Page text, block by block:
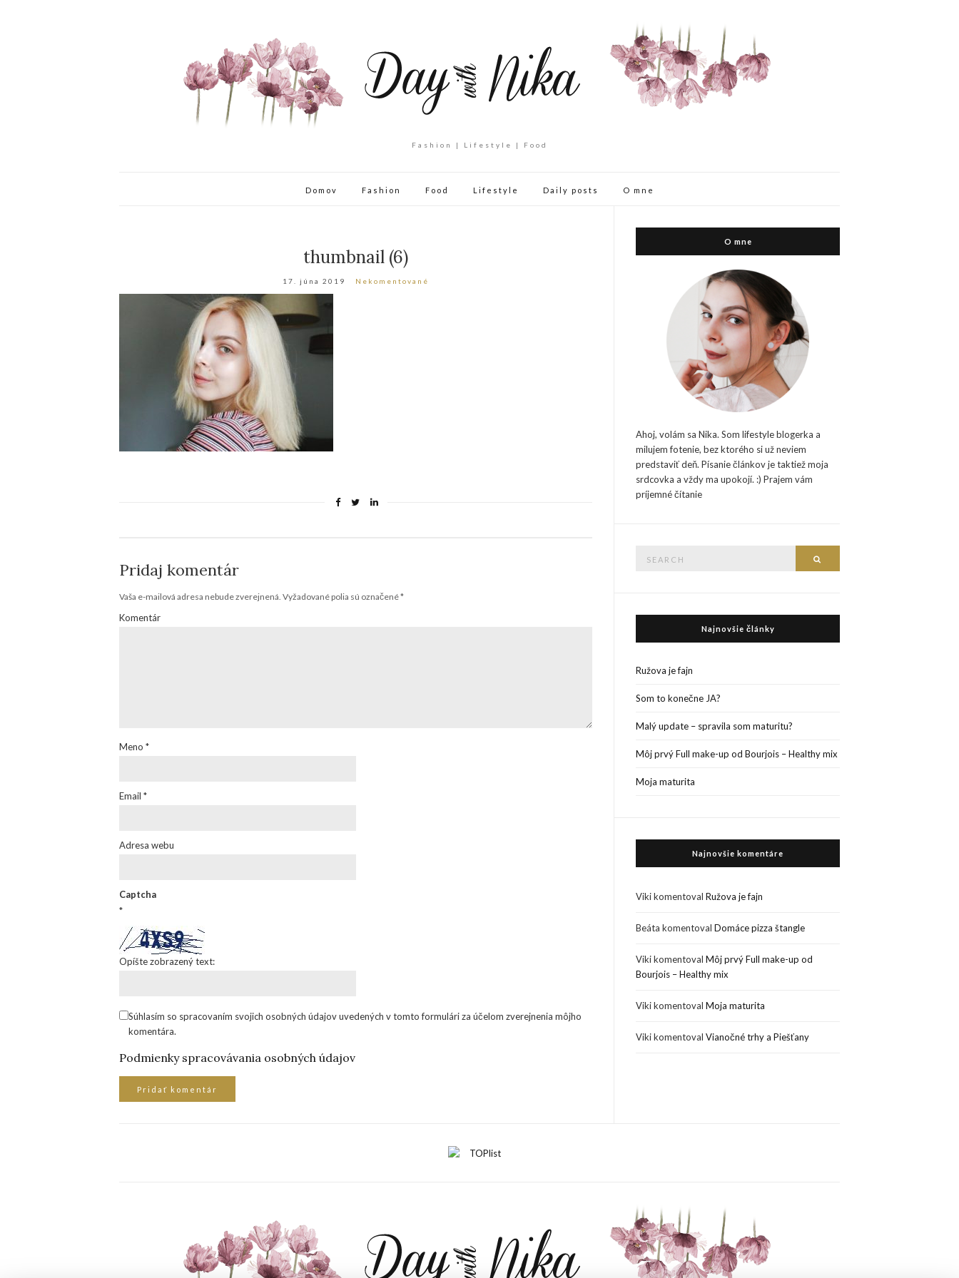
Fashion | Lifestyle | Food
Domov Fashion Food Lifestyle Daily posts O mne
thumbnail (6)
17. júna 2019 Nekomentované
Pridaj komentár
Vaša e-mailová adresa nebude zverejnená. Vyžadované polia sú označené*
Komentár
Meno *
Email *
Adresa webu
Captcha
*
Opíšte zobrazený text:
Súhlasím so spracovaním svojich osobných údajov uvedených v tomto formulári za účelom zverejnenia môjho
komentára.
Podmienky spracovávania osobných údajov
O mne
Ahoj, volám sa Nika. Som lifestyle blogerka a
milujem fotenie, bez ktorého si už neviem
predstaviť deň. Písanie článkov je taktiež moja
srdcovka a vždy ma upokojí. :) Prajem vám
príjemné čítanie
Najnovšie články
Ružova je fajn
Som to konečne JA?
Malý update – spravila som maturitu?
Môj prvý Full make-up od Bourjois – Healthy mix
Moja maturita
Najnovšie komentáre
VikikomentovalRužova je fajn
Beáta komentovalDomáce pizza štangle
VikikomentovalMôj prvý Full make-up od
Bourjois – Healthy mix
VikikomentovalMoja maturita
VikikomentovalVianočné trhy a Piešťany